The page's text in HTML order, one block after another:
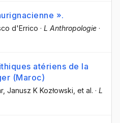
».
d'Errico · L Anthropologie ·
atériens de la
(Maroc)
, Janusz K Kozłowski, et al. · L